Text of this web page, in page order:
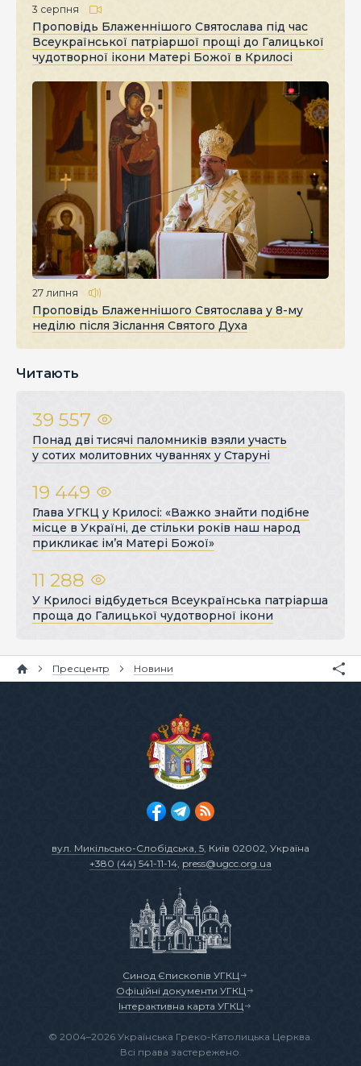
3 серпня
Проповідь Блаженнішого Святослава під час
Всеукраїнської патріаршої прощі до Галицької
чудотворної ікони Матері Божої в Крилосі
27 липня
Проповідь Блаженнішого Святослава у 8-му
неділю після Зіслання Святого Духа
Читають
39 557
Понад дві тисячі паломників взяли участь
у сотих молитовних чуваннях у Старуні
19 449
Глава УГКЦ у Крилосі: «Важко знайти подібне
місце в Україні, де стільки років наш народ
прикликає ім’я Матері Божої»
11 288
У Крилосі відбудеться Всеукраїнська патріарша
проща до Галицької чудотворної ікони
Пресцентр Новини
вул. Микільсько-Слобідська, 5, Київ 02002, Україна
+380 (44) 541-11-14, press@ugcc.org.ua
Синод Єпископів УГКЦ
Офіційні документи УГКЦ
Інтерактивна карта УГКЦ
© 2004–2026 Українська Греко-Католицька Церква.
Всі права застережено.